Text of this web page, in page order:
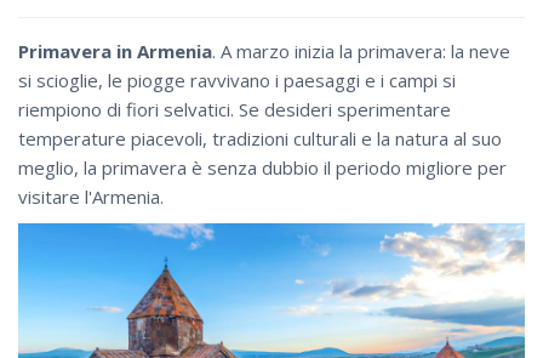
Primavera in Armenia. A marzo inizia la primavera: la neve
si scioglie, le piogge ravvivano i paesaggi e i campi si
riempiono di fiori selvatici. Se desideri sperimentare
temperature piacevoli, tradizioni culturali e la natura al suo
meglio, la primavera è senza dubbio il periodo migliore per
visitare l'Armenia.